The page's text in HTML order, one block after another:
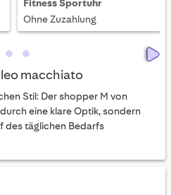
Fitness Sportuhr
Ohne Zuzahlung
macchiato
Stil: Der shopper M von
eine klare Optik, sondern
des täglichen Bedarfs